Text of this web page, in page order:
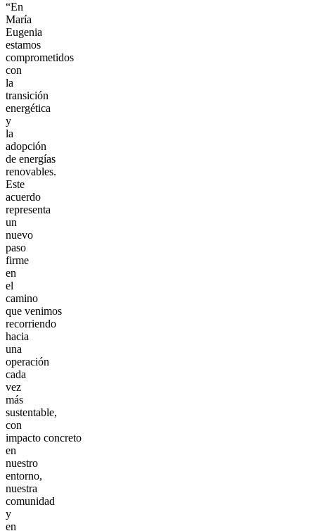
“En
María
Eugenia
estamos
comprometidos
con
la
transición
energética
y
la
adopción
de energías
renovables.
Este
acuerdo
representa
un
nuevo
paso
firme
en
el
camino
que venimos
recorriendo
hacia
una
operación
cada
vez
más
sustentable,
con
impacto concreto
en
nuestro
entorno,
nuestra
comunidad
y
en